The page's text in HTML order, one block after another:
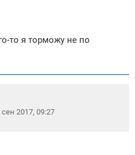
то я торможу не по
сен 2017, 09:27